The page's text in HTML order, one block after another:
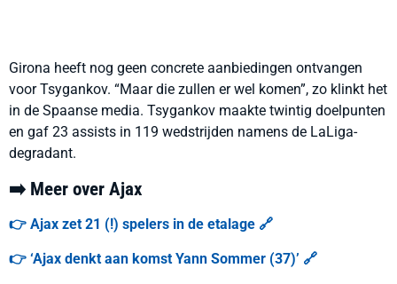
Girona heeft nog geen concrete aanbiedingen ontvangen
voor Tsygankov. “Maar die zullen er wel komen”, zo klinkt het
in de Spaanse media. Tsygankov maakte twintig doelpunten
en gaf 23 assists in 119 wedstrijden namens de LaLiga-
degradant.
➡️ Meer over Ajax
👉 Ajax zet 21 (!) spelers in de etalage 🔗
👉 ‘Ajax denkt aan komst Yann Sommer (37)’ 🔗